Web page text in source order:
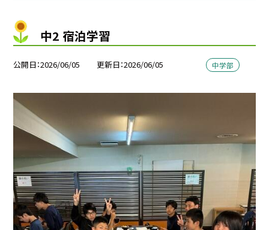
中2 宿泊学習
公開日 2026/06/05 更新日 2026/06/05 中学部